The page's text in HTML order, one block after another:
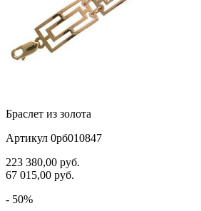
Браслет из золота
Артикул 0рб010847
223 380,00 руб.
67 015,00 руб.
- 50%